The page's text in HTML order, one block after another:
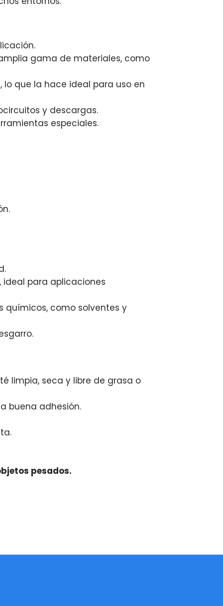
gama de materiales, como
lo que la hace ideal para uso en
y descargas.
especiales.
para aplicaciones
químicos, como solventes y
limpia, seca y libre de grasa o
buena adhesión.
pesados.